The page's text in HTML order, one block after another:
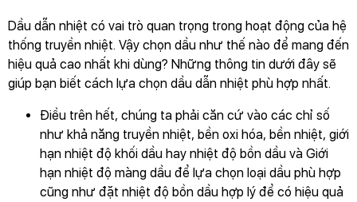
Dầu dẫn nhiệt có vai trò quan trọng trong hoạt động của hệ
thống truyền nhiệt. Vậy chọn dầu như thế nào để mang đến
hiệu quả cao nhất khi dùng? Những thông tin dưới đây sẽ
giúp bạn biết cách lựa chọn dầu dẫn nhiệt phù hợp nhất.
Điều trên hết, chúng ta phải căn cứ vào các chỉ số
như khả năng truyền nhiệt, bền oxi hóa, bền nhiệt, giới
hạn nhiệt độ khối dầu hay nhiệt độ bồn dầu và Giới
hạn nhiệt độ màng dầu để lựa chọn loại dầu phù hợp
cũng như đặt nhiệt độ bồn dầu hợp lý để có hiệu quả